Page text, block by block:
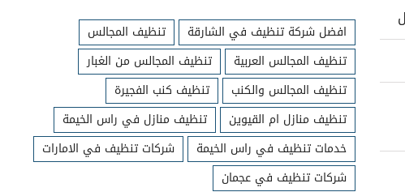
افضل شركة تنظيف في الشارقة
تنظيف المجالس
تنظيف المجالس العربية
تنظيف المجالس من الغبار
تنظيف المجالس والكنب
تنظيف كنب الفجيرة
تنظيف منازل ام القيوين
تنظيف منازل في راس الخيمة
خدمات تنظيف في راس الخيمة
شركات تنظيف في الامارات
شركات تنظيف في عجمان